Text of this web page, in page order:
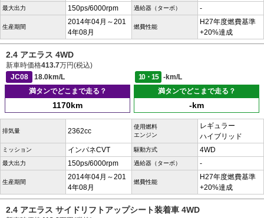
最大出力 150ps/6000rpm 過給器（ターボ） -
生産期間
2014年04月～201
4年08月
燃費性能
H27年度燃費基準
+20%達成
2.4 アエラス 4WD
新車時価格413.7万円(税込)
JC08
18.0km/L 10・15
-km/L
満タンでどこまで走る？
1170km
満タンでどこまで走る？
-km
排気量 2362cc
使用燃料
エンジン
レギュラー
ハイブリッド
ミッション インパネCVT 駆動方式 4WD
最大出力 150ps/6000rpm 過給器（ターボ） -
生産期間
2014年04月～201
4年08月
燃費性能
H27年度燃費基準
+20%達成
2.4 アエラス サイドリフトアップシート装着車 4WD